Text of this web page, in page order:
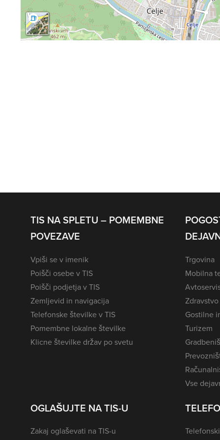
TIS NA SPLETU – POMEMBNE
POVEZAVE
Vpiši se v imenik
Poišči osebe v TIS
Poišči podjetja v TIS
Zemljevid in navigacija
Telefonske številke v TIS
Pomembne lokalne številke
Klicne številke držav po svetu
Trgovina
Mobilna
Zdravstvo
Gostilne
Turizem
Vse
OGLAŠUJTE NA TIS-U
Zakaj oglaševati na TIS-u